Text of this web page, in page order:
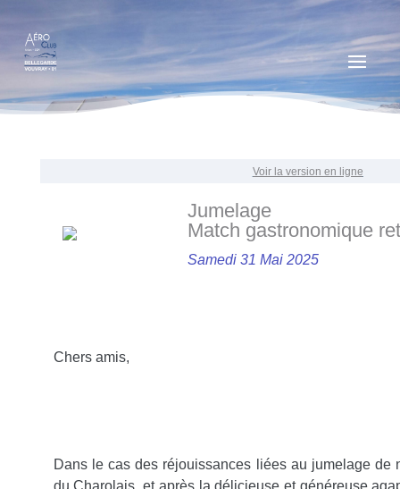
Voir la version en ligne
Jumelage
Match gastronomique
Samedi 31 Mai 2025
Chers amis,
Dans le cas des réjouissances liées au jumelage de
du Charolais, et après la délicieuse et généreuse